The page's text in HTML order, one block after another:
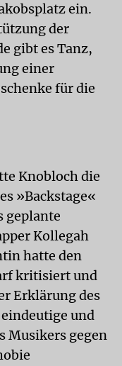
ein.
der
gibt es Tanz,
einer
für die
Knobloch die
»Backstage«
geplante
Kollegah
hatte den
kritisiert und
Erklärung des
eindeutige und
Musikers gegen